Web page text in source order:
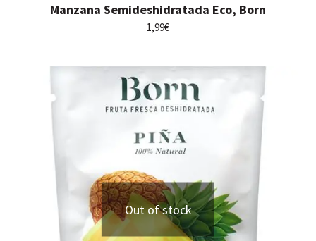
Manzana Semideshidratada Eco, Born
1,99€
Out of stock